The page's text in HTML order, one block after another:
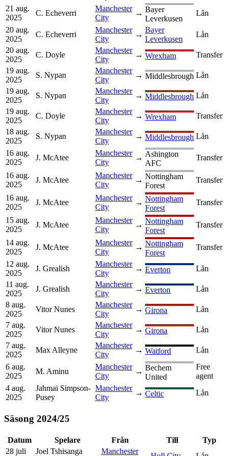
21 aug.
2025
C. Echeverri
Manchester
City
→ Bayer
Leverkusen
Lån
20 aug.
2025
C. Echeverri
Manchester
City
→
Bayer
Leverkusen
Lån
20 aug.
2025
C. Doyle
Manchester
City
→ Wrexham
Transfer
19 aug.
2025
S. Nypan
Manchester
City
→ Middlesbrough Lån
19 aug.
2025
S. Nypan
Manchester
City
→ Middlesbrough Lån
19 aug.
2025
C. Doyle
Manchester
City
→ Wrexham
Transfer
18 aug.
2025
S. Nypan
Manchester
City
→ Middlesbrough Lån
16 aug.
2025
J. McAtee
Manchester
City
→ Ashington
AFC
Transfer
16 aug.
2025
J. McAtee
Manchester
City
→ Nottingham
Forest
Transfer
16 aug.
2025
J. McAtee
Manchester
City
→ Nottingham
Forest
Transfer
15 aug.
2025
J. McAtee
Manchester
City
→ Nottingham
Forest
Transfer
14 aug.
2025
J. McAtee
Manchester
City
→ Nottingham
Forest
Transfer
12 aug.
2025
J. Grealish
Manchester
City
→ Everton
Lån
11 aug.
2025
J. Grealish
Manchester
City
→ Everton
Lån
8 aug.
2025
Vitor Nunes
Manchester
City
→ Girona
Lån
7 aug.
2025
Vitor Nunes
Manchester
City
→ Girona
Lån
7 aug.
2025
Max Alleyne
Manchester
City
→ Watford
Lån
6 aug.
2025
M. Aminu
Manchester
City
→ Bechem
United
Free
agent
4 aug.
2025
Jahmai Simpson-
Pusey
Manchester
City
→ Celtic Lån
Säsong 2024/25
Datum Spelare Från Till
Typ
28 juli
Joel Tshisanga
Manchester